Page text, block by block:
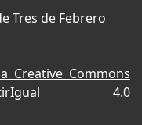
Tres de Febrero
Creative Commons
4.0